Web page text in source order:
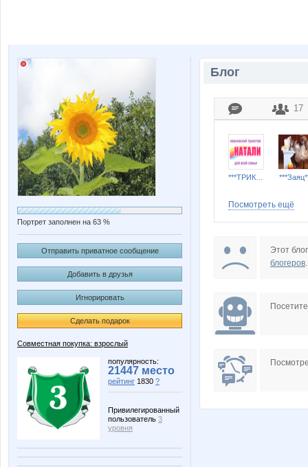
Портрет заполнен на 63 %
Отправить приватное сообщение
Добавить в друзья
Игнорировать
Сделать подарок
Совместная покупка: взрослый
популярность:
21447 место
рейтинг 1830 ?
Привилегированный
пользователь 3
уровня
Блог
17
IRES
L1007
Посмотреть ещё
Этот
блогеров.